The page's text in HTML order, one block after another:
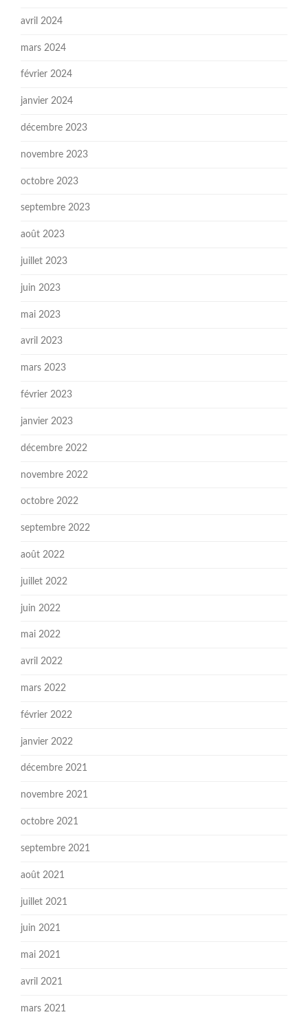
avril 2024
mars 2024
février 2024
janvier 2024
décembre 2023
novembre 2023
octobre 2023
septembre 2023
août 2023
juillet 2023
juin 2023
mai 2023
avril 2023
mars 2023
février 2023
janvier 2023
décembre 2022
novembre 2022
octobre 2022
septembre 2022
août 2022
juillet 2022
juin 2022
mai 2022
avril 2022
mars 2022
février 2022
janvier 2022
décembre 2021
novembre 2021
octobre 2021
septembre 2021
août 2021
juillet 2021
juin 2021
mai 2021
avril 2021
mars 2021